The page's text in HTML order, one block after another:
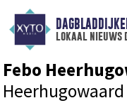
lokaal nieuws
Febo
Heerhugowaard